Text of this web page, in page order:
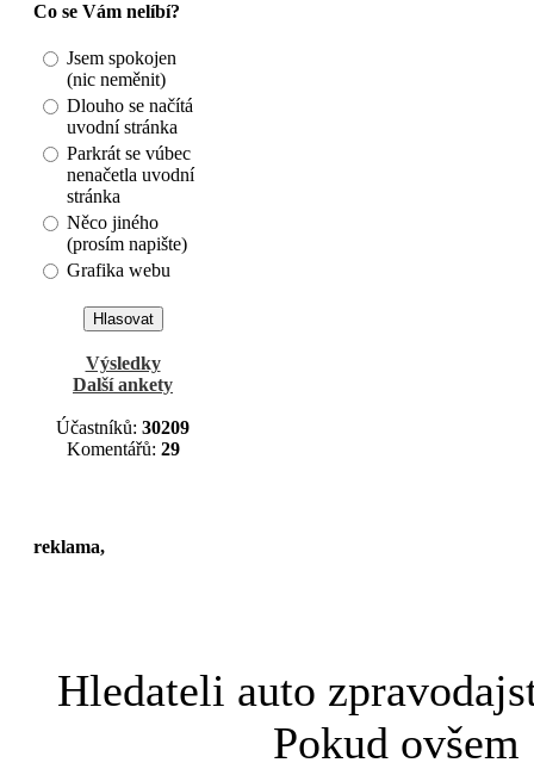
Co se Vám nelíbí?
Jsem spokojen
(nic neměnit)
Dlouho se načítá
uvodní stránka
Parkrát se vúbec
nenačetla uvodní
stránka
Něco jiného
(prosím napište)
Grafika webu
Výsledky
Další ankety
Účastníků: 30209
Komentářů: 29
reklama,
Hledateli auto
Pokud